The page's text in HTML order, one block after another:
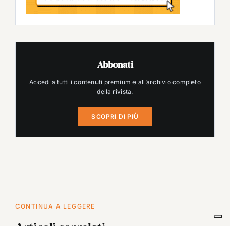
Abbonati
Accedi a tutti i contenuti premium e all’archivio completo
della rivista.
SCOPRI DI PIÙ
CONTINUA A LEGGERE